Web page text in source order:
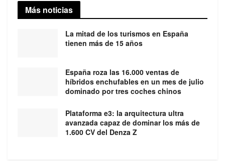
Más noticias
La mitad de los turismos en España
tienen más de 15 años
España roza las 16.000 ventas de
híbridos enchufables en un mes de julio
dominado por tres coches chinos
Plataforma e3: la arquitectura ultra
avanzada capaz de dominar los más de
1.600 CV del Denza Z